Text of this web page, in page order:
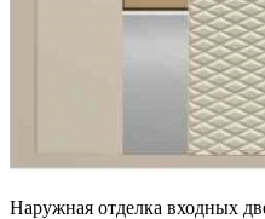
Наружная отделка входных